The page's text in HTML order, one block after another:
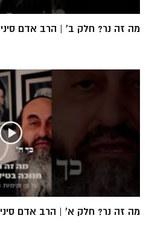
מה זה נר? חלק ב’ | הרב אדם סיני
מה זה נר? חלק א’ | הרב אדם סיני